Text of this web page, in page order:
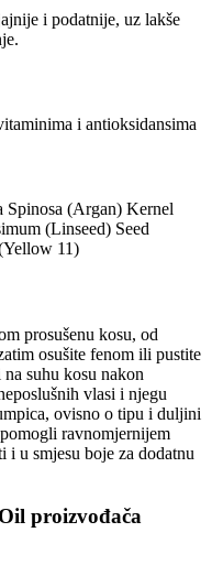
i podatnije, uz lakše
i antioksidansima
Spinosa (Argan) Kernel
(Linseed) Seed
11)
prosušenu kosu, od
osušite fenom ili pustite
suhu kosu nakon
vlasi i njegu
ovisno o tipu i duljini
ravnomjernijem
i u smjesu boje za dodatnu
proizvođača